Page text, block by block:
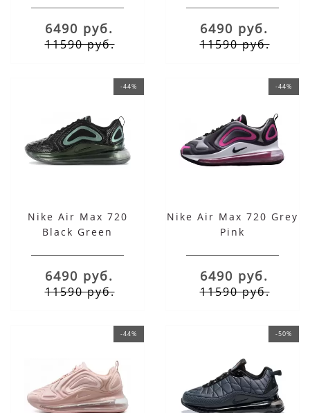
6490 руб.
11590 руб.
6490 руб.
11590 руб.
-44%
Nike Air Max 720
Black Green
6490 руб.
11590 руб.
-44%
Nike Air Max 720 Grey
Pink
6490 руб.
11590 руб.
-44% -50%